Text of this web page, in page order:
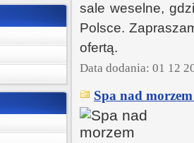
sale weselne,
Polsce.
ofertą.
Data dodania: 01 12
Spa nad